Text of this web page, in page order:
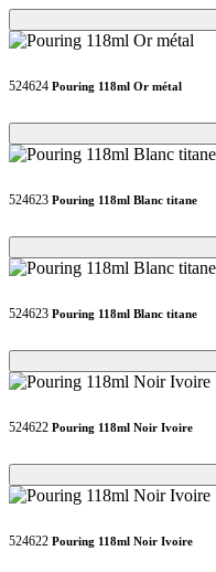
Loading...
Loading...
524624 Pouring 118ml Or métal
Loading...
Loading...
524623 Pouring 118ml Blanc titane
Loading...
Loading...
524623 Pouring 118ml Blanc titane
Loading...
Loading...
524622 Pouring 118ml Noir Ivoire
Loading...
Loading...
524622 Pouring 118ml Noir Ivoire